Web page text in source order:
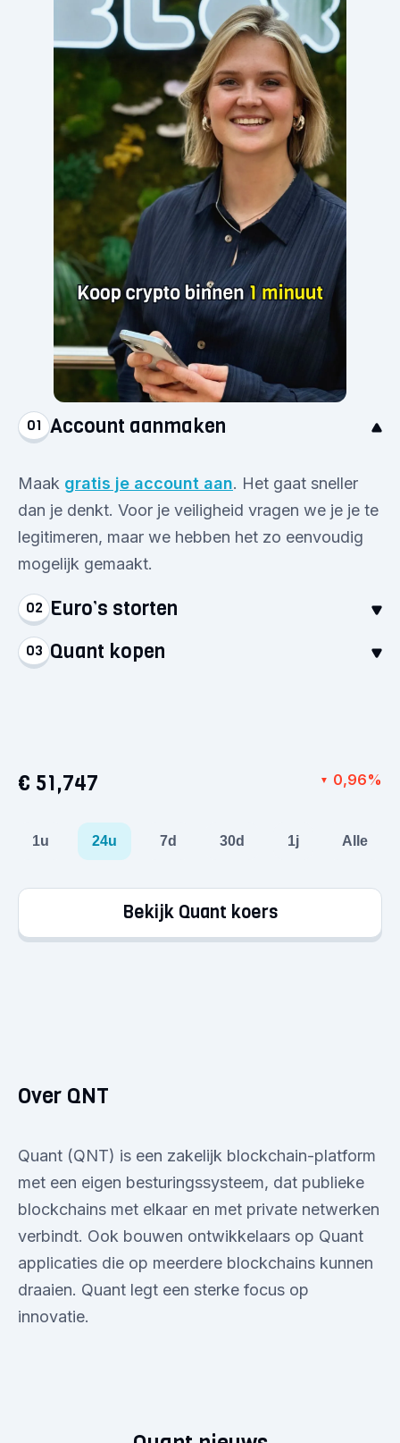
01 Account aanmaken
Maak gratis je account aan. Het gaat sneller
dan je denkt. Voor je veiligheid vragen we je je te
legitimeren, maar we hebben het zo eenvoudig
mogelijk gemaakt.
02 Euro’s storten
Stort euro’s via een betaalmethode naar keuze.
03 Quant kopen
€ 51,747 ▼ 0,96%
1u 24u 7d 30d 1j Alle
Bekijk Quant koers
Over QNT
Quant (QNT) is een zakelijk blockchain-platform
met een eigen besturingssysteem, dat publieke
blockchains met elkaar en met private netwerken
verbindt. Ook bouwen ontwikkelaars op Quant
applicaties die op meerdere blockchains kunnen
draaien. Quant legt een sterke focus op
innovatie.